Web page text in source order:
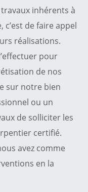
inhérents à
de faire appel
réalisations.
pour
de nos
sur notre bien
ou un
de solliciter les
certifié.
avez comme
en la